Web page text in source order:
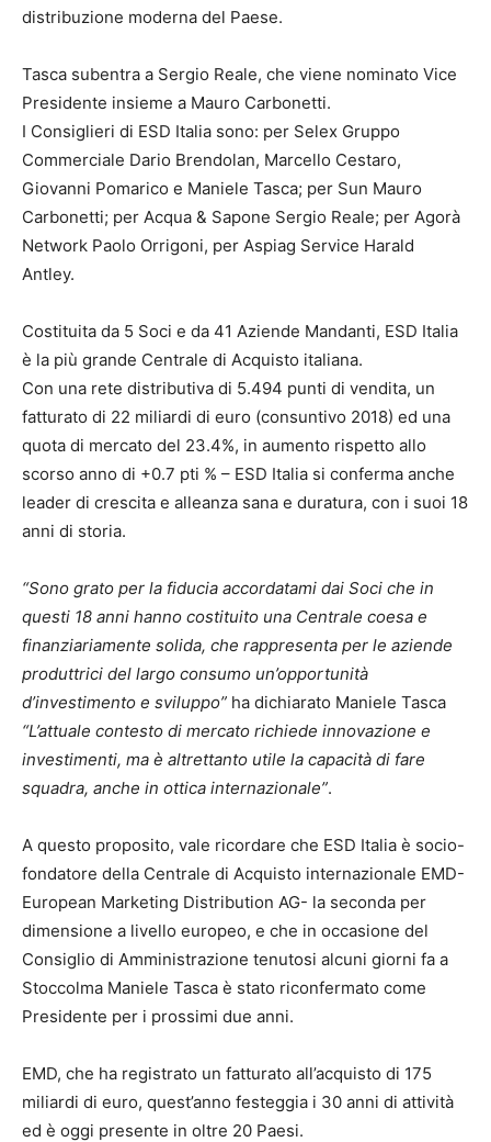
distribuzione moderna del Paese.
Tasca subentra a Sergio Reale, che viene nominato Vice
Presidente insieme a Mauro Carbonetti.
I Consiglieri di ESD Italia sono: per Selex Gruppo
Commerciale Dario Brendolan, Marcello Cestaro,
Giovanni Pomarico e Maniele Tasca; per Sun Mauro
Carbonetti; per Acqua & Sapone Sergio Reale; per Agorà
Network Paolo Orrigoni, per Aspiag Service Harald
Antley.
Costituita da 5 Soci e da 41 Aziende Mandanti, ESD Italia
è la più grande Centrale di Acquisto italiana.
Con una rete distributiva di 5.494 punti di vendita, un
fatturato di 22 miliardi di euro (consuntivo 2018) ed una
quota di mercato del 23.4%, in aumento rispetto allo
scorso anno di +0.7 pti % – ESD Italia si conferma anche
leader di crescita e alleanza sana e duratura, con i suoi 18
anni di storia.
“Sono grato per la fiducia accordatami dai Soci che in
questi 18 anni hanno costituito una Centrale coesa e
finanziariamente solida, che rappresenta per le aziende
produttrici del largo consumo un’opportunità
d’investimento e sviluppo” ha dichiarato Maniele Tasca
“L’attuale contesto di mercato richiede innovazione e
investimenti, ma è altrettanto utile la capacità di fare
squadra, anche in ottica internazionale”.
A questo proposito, vale ricordare che ESD Italia è socio-
fondatore della Centrale di Acquisto internazionale EMD-
European Marketing Distribution AG- la seconda per
dimensione a livello europeo, e che in occasione del
Consiglio di Amministrazione tenutosi alcuni giorni fa a
Stoccolma Maniele Tasca è stato riconfermato come
Presidente per i prossimi due anni.
EMD, che ha registrato un fatturato all’acquisto di 175
miliardi di euro, quest’anno festeggia i 30 anni di attività
ed è oggi presente in oltre 20 Paesi.